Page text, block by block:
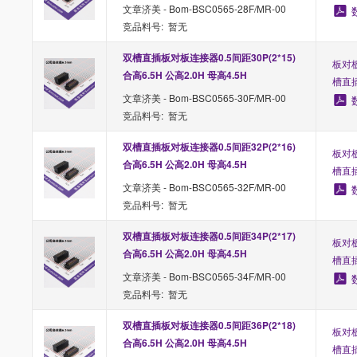
文章济美 - Bom-BSC0565-28F/MR-00
竞品料号: 暂无
双槽直插板对板连接器0.5间距30P(2*15)
合高6.5H 公高2.0H 母高4.5H
文章济美 - Bom-BSC0565-30F/MR-00
竞品料号: 暂无
板对
槽直
双槽直插板对板连接器0.5间距32P(2*16)
合高6.5H 公高2.0H 母高4.5H
文章济美 - Bom-BSC0565-32F/MR-00
竞品料号: 暂无
板对
槽直
双槽直插板对板连接器0.5间距34P(2*17)
合高6.5H 公高2.0H 母高4.5H
文章济美 - Bom-BSC0565-34F/MR-00
竞品料号: 暂无
板对
槽直
双槽直插板对板连接器0.5间距36P(2*18)
合高6.5H 公高2.0H 母高4.5H
板对
槽直